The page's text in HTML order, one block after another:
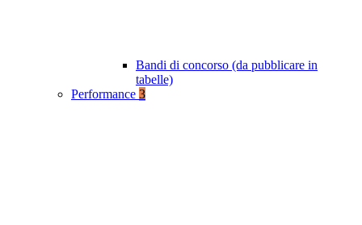
Bandi di concorso (da pubblicare in
tabelle)
Performance 3